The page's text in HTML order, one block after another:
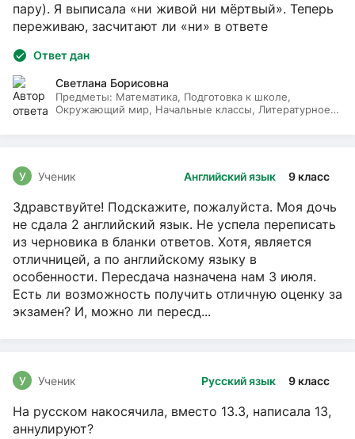
пару). Я выписала «ни живой ни мёртвый». Теперь
переживаю, засчитают ли «ни» в ответе
Ответ дан
Светлана Борисовна
Предметы: Математика, Подготовка к школе,
Окружающий мир, Начальные классы, Литературное
Английский язык 9 класс
У Ученик
Здравствуйте! Подскажите, пожалуйста. Моя дочь
не сдала 2 английский язык. Не успела переписать
из черновика в бланки ответов. Хотя, является
отличницей, а по английскому языку в
особенности. Пересдача назначена нам 3 июля.
Есть ли возможность получить отличную оценку за
экзамен? И, можно ли пересд...
Русский язык 9 класс
У Ученик
На русском накосячила, вместо 13.3, написала 13,
аннулируют?